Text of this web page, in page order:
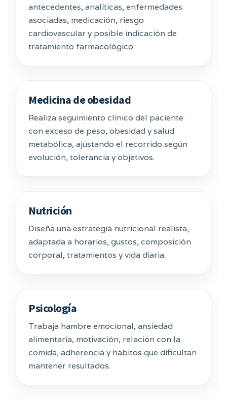
antecedentes, analíticas, enfermedades
asociadas, medicación, riesgo
cardiovascular y posible indicación de
tratamiento farmacológico.
Medicina de obesidad
Realiza seguimiento clínico del paciente
con exceso de peso, obesidad y salud
metabólica, ajustando el recorrido según
evolución, tolerancia y objetivos.
Nutrición
Diseña una estrategia nutricional realista,
adaptada a horarios, gustos, composición
corporal, tratamientos y vida diaria.
Psicología
Trabaja hambre emocional, ansiedad
alimentaria, motivación, relación con la
comida, adherencia y hábitos que dificultan
mantener resultados.